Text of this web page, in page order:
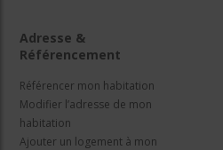
Adresse &
Référencement
Référencer mon habitation
Modifier l’adresse de mon
habitation
Ajouter un logement à mon